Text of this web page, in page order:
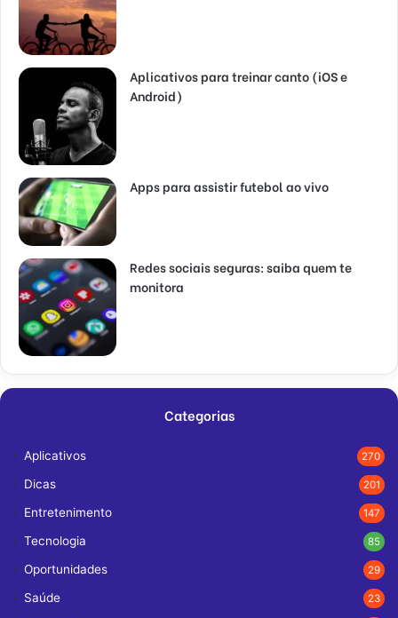
Aplicativos para treinar canto (iOS e
Android)
Apps para assistir futebol ao vivo
Redes sociais seguras: saiba quem te
monitora
Categorias
Aplicativos 270
Dicas 201
Entretenimento 147
Tecnologia 85
Oportunidades 29
Saúde 23